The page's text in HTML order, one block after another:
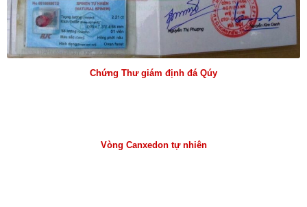
Chứng Thư giám định đá Qúy
Vòng Canxedon tự nhiên